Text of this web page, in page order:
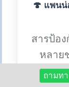
🍄 แพนน่
สารป้อ
หลาย
ถามท